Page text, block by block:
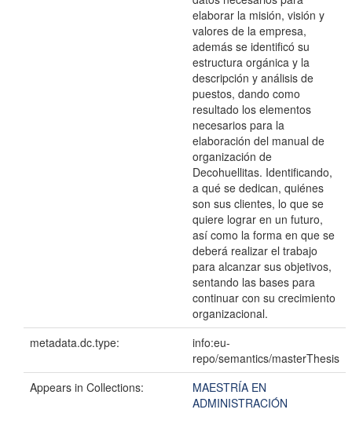
elaborar la misión, visión y
valores de la empresa,
además se identificó su
estructura orgánica y la
descripción y análisis de
puestos, dando como
resultado los elementos
necesarios para la
elaboración del manual de
organización de
Decohuellitas. Identificando,
a qué se dedican, quiénes
son sus clientes, lo que se
quiere lograr en un futuro,
así como la forma en que se
deberá realizar el trabajo
para alcanzar sus objetivos,
sentando las bases para
continuar con su crecimiento
organizacional.
metadata.dc.type:
info:eu-
repo/semantics/masterThesis
Appears in Collections:
MAESTRÍA EN
ADMINISTRACIÓN